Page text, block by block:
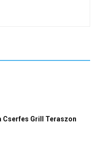
Cserfes Grill Teraszon